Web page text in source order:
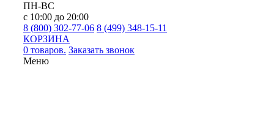
ПН-ВС
с 10:00 до 20:00
8 (800) 302-77-06 8 (499) 348-15-11
КОРЗИНА
0 товаров. Заказать звонок
Меню